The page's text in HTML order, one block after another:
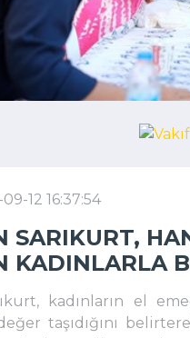
12 16:37:54
SARIKURT,
KADINLARLA
kadınların el
taşıdığını